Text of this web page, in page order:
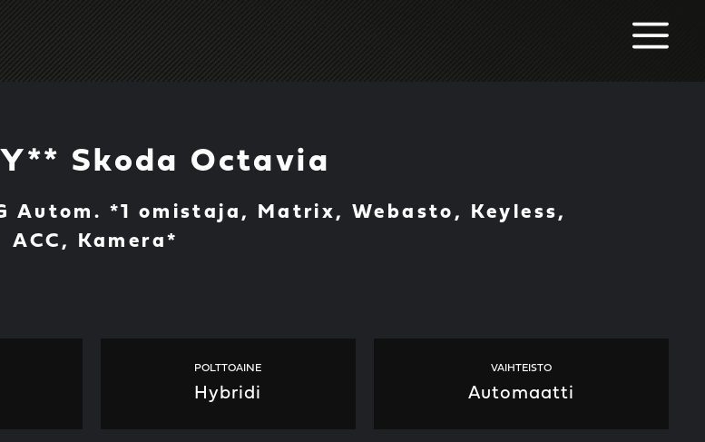
Skoda Octavia
Autom. *1 omistaja, Matrix, Webasto, Keyless,
ACC, Kamera*
POLTTOAINE
Hybridi
VAIHTEISTO
Automaatti